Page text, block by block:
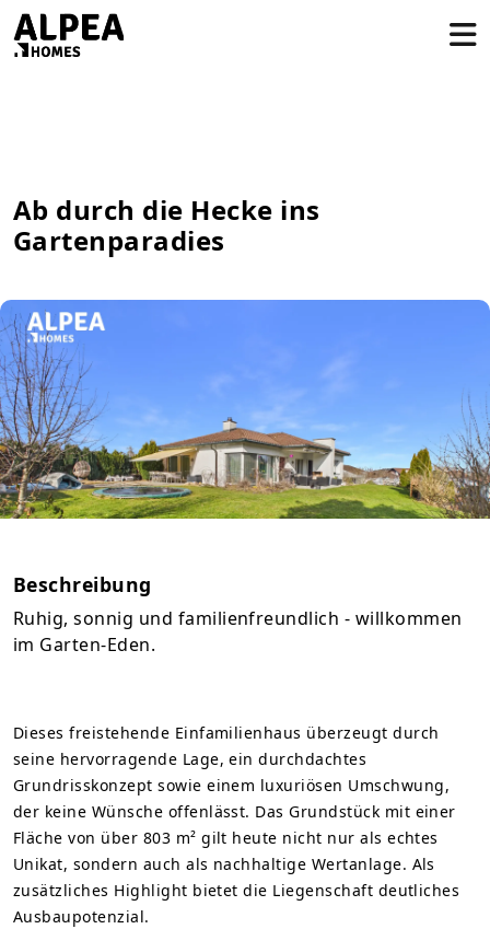
Ab durch die Hecke ins
Gartenparadies
Beschreibung
Ruhig, sonnig und familienfreundlich - willkommen
im Garten-Eden.
Dieses freistehende Einfamilienhaus überzeugt durch
seine hervorragende Lage, ein durchdachtes
Grundrisskonzept sowie einem luxuriösen Umschwung,
der keine Wünsche offenlässt. Das Grundstück mit einer
Fläche von über 803 m² gilt heute nicht nur als echtes
Unikat, sondern auch als nachhaltige Wertanlage. Als
zusätzliches Highlight bietet die Liegenschaft deutliches
Ausbaupotenzial.